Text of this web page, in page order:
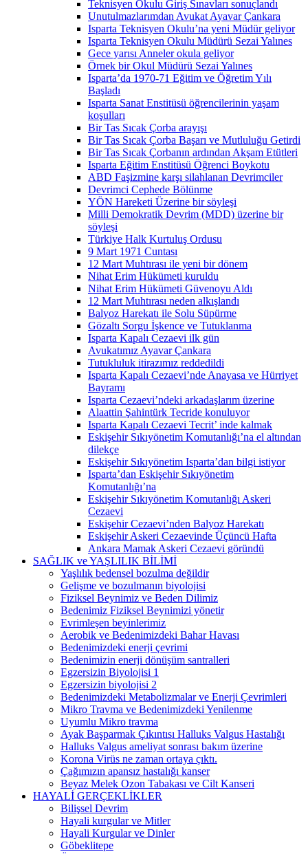
Teknisyen Okulu Giriş Sınavları sonuçlandı
Unutulmazlarımdan Avukat Ayavar Çankara
Isparta Teknisyen Okulu’na yeni Müdür geliyor
Isparta Teknisyen Okulu Müdürü Sezai Yalınes
Gece yarısı Anneler okula geliyor
Örnek bir Okul Müdürü Sezai Yalınes
Isparta’da 1970-71 Eğitim ve Öğretim Yılı
Başladı
Isparta Sanat Enstitüsü öğrencilerinin yaşam
koşulları
Bir Tas Sıcak Çorba arayışı
Bir Tas Sıcak Çorba Başarı ve Mutluluğu Getirdi
Bir Tas Sıcak Çorbanın ardından Akşam Etütleri
Isparta Eğitim Enstitüsü Öğrenci Boykotu
ABD Faşizmine karşı silahlanan Devrimciler
Devrimci Cephede Bölünme
YÖN Hareketi Üzerine bir söyleşi
Milli Demokratik Devrim (MDD) üzerine bir
söyleşi
Türkiye Halk Kurtuluş Ordusu
9 Mart 1971 Cuntası
12 Mart Muhtırası ile yeni bir dönem
Nihat Erim Hükümeti kuruldu
Nihat Erim Hükümeti Güvenoyu Aldı
12 Mart Muhtırası neden alkışlandı
Balyoz Harekatı ile Solu Süpürme
Gözaltı Sorgu İşkence ve Tutuklanma
Isparta Kapalı Cezaevi ilk gün
Avukatımız Ayavar Çankara
Tutukluluk itirazımız reddedildi
Isparta Kapalı Cezaevi’nde Anayasa ve Hürriyet
Bayramı
Isparta Cezaevi’ndeki arkadaşlarım üzerine
Alaattin Şahintürk Tecride konuluyor
Isparta Kapalı Cezaevi Tecrit’ inde kalmak
Eskişehir Sıkıyönetim Komutanlığı’na el altından
dilekçe
Eskişehir Sıkıyönetim Isparta’dan bilgi istiyor
Isparta’dan Eskişehir Sıkıyönetim
Komutanlığı’na
Eskişehir Sıkıyönetim Komutanlığı Askeri
Cezaevi
Eskişehir Cezaevi’nden Balyoz Harekatı
Eskişehir Askeri Cezaevinde Üçüncü Hafta
Ankara Mamak Askeri Cezaevi göründü
SAĞLIK ve YAŞLILIK BİLİMİ
Yaşlılık bedensel bozulma değildir
Gelişme ve bozulmanın biyolojisi
Fiziksel Beynimiz ve Beden Dilimiz
Bedenimiz Fiziksel Beynimizi yönetir
Evrimleşen beyinlerimiz
Aerobik ve Bedenimizdeki Bahar Havası
Bedenimizdeki enerji çevrimi
Bedenimizin enerji dönüşüm santralleri
Egzersizin Biyolojisi 1
Egzersizin biyolojisi 2
Bedenimizdeki Metabolizmalar ve Enerji Çevrimleri
Mikro Travma ve Bedenimizdeki Yenilenme
Uyumlu Mikro travma
Ayak Başparmak Çıkıntısı Halluks Valgus Hastalığı
Halluks Valgus ameliyat sonrası bakım üzerine
Korona Virüs ne zaman ortaya çıktı.
Çağımızın apansız hastalığı kanser
Beyaz Melek Ozon Tabakası ve Cilt Kanseri
HAYALİ GERÇEKLİKLER
Bilişsel Devrim
Hayali kurgular ve Mitler
Hayali Kurgular ve Dinler
Göbeklitepe